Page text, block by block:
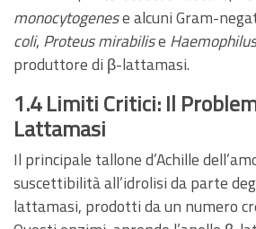
monocytogenese alcuni Gram-
coli, Proteus mirabilise
produttore di β-lattamasi.
1.4 Limiti Critici: Il
Lattamasi
Il principale tallone d’Achille
suscettibilità all’idrolisi da parte
lattamasi, prodotti da un numero